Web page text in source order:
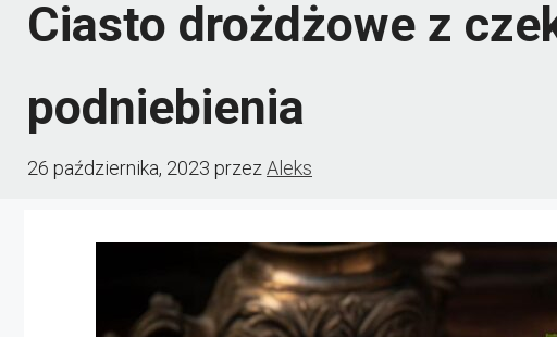
Ciasto drożdżowe z
podniebienia
26 października, 2023 przezAleks